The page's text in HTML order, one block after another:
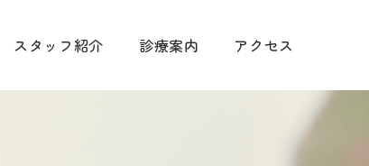
スタッフ紹介 診療案内 アクセス